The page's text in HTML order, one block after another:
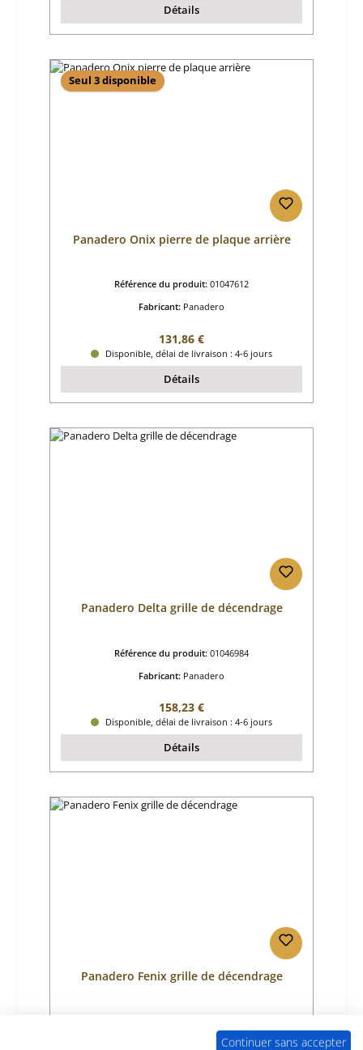
Détails
Seul 3 disponible
Panadero Onix pierre de plaque arrière
Référence du produit: 01047612
Fabricant: Panadero
Prix régulier :
131,86 €
Disponible, délai de livraison : 4-6 jours
Détails
Panadero Delta grille de décendrage
Référence du produit: 01046984
Fabricant: Panadero
Prix régulier :
158,23 €
Disponible, délai de livraison : 4-6 jours
Détails
Panadero Fenix grille de décendrage
PanaderoContinuer sans accepter